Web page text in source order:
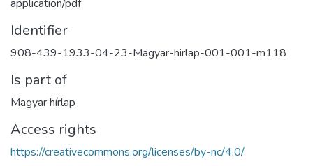
application/pdf
Identifier
908-439-1933-04-23-Magyar-hirlap-001-001-m118
Is part of
Magyar hírlap
Access rights
https://creativecommons.org/licenses/by-nc/4.0/